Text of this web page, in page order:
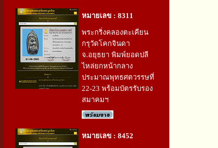
หมายเลข : 8311
พระกริ่งคลองตะเคียน
กรุวัดโคกจินดา
จ.อยุธยา พิมพ์ยอดปลี
ไหล่ยกหน้ากลาง
ประมาณพุทธศตวรรษที่
22-23 พร้อมบัตรรับรอง
สมาคมฯ
หมายเลข : 8452